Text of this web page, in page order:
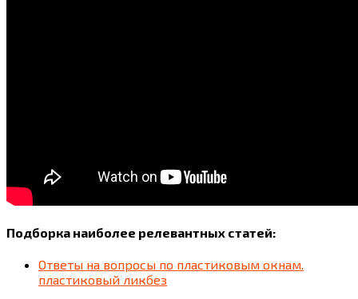
Подборка наиболее релевантных статей:
Ответы на вопросы по пластиковым окнам.
пластиковый ликбез